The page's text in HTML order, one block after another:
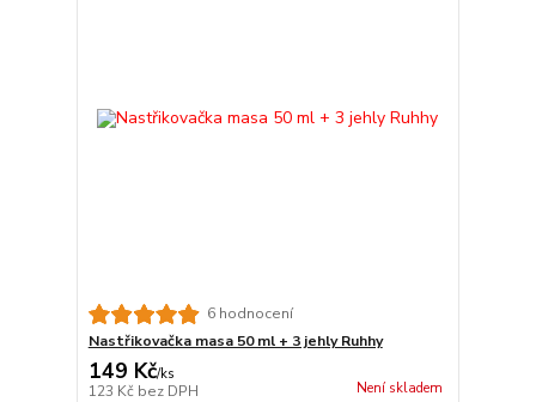
6 hodnocení
Nastřikovačka masa 50 ml + 3 jehly Ruhhy
149 Kč/ks
123 Kč bez DPH Není skladem